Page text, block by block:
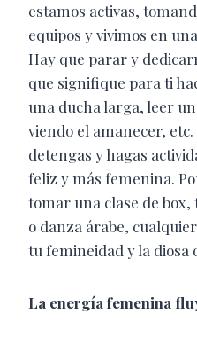
estamos activas,
equipos y vivimos en
Hay que parar y
que signifique para ti
una ducha larga, leer
viendo el amanecer,
detengas y hagas
feliz y más femenina.
tomar una clase de box,
o danza árabe,
tu femineidad y la diosa
La energía femenina